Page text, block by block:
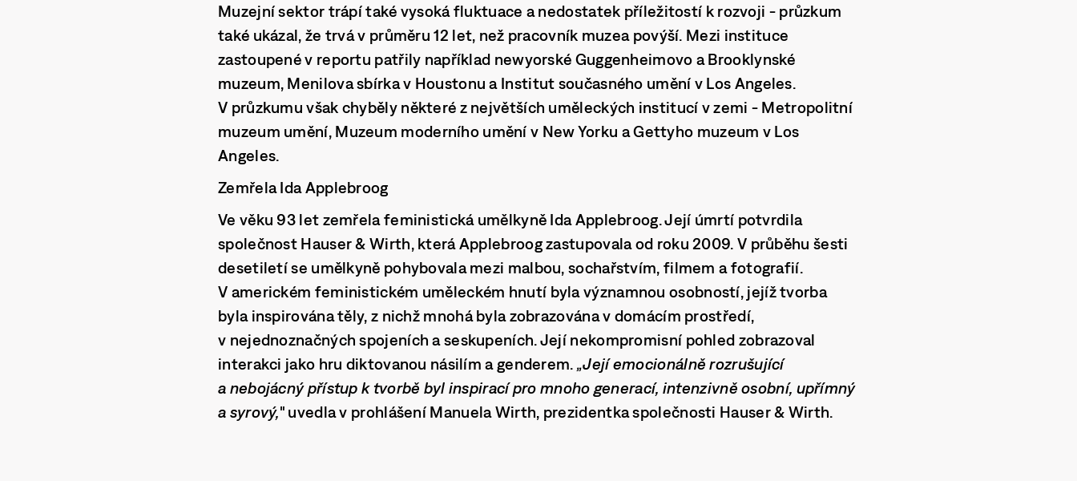
Muzejní sektor trápí také vysoká fluktuace a nedostatek příležitostí k rozvoji - průzkum
také ukázal, že trvá v průměru 12 let, než pracovník muzea povýší. Mezi instituce
zastoupené v reportu patřily například newyorské Guggenheimovo a Brooklynské
muzeum, Menilova sbírka v Houstonu a Institut současného umění v Los Angeles.
V průzkumu však chyběly některé z největších uměleckých institucí v zemi - Metropolitní
muzeum umění, Muzeum moderního umění v New Yorku a Gettyho muzeum v Los
Angeles.
Zemřela Ida Applebroog
Ve věku 93 let zemřela feministická umělkyně Ida Applebroog. Její úmrtí potvrdila
společnost Hauser & Wirth, která Applebroog zastupovala od roku 2009. V průběhu šesti
desetiletí se umělkyně pohybovala mezi malbou, sochařstvím, filmem a fotografií.
V americkém feministickém uměleckém hnutí byla významnou osobností, jejíž tvorba
byla inspirována těly, z nichž mnohá byla zobrazována v domácím prostředí,
v nejednoznačných spojeních a seskupeních. Její nekompromisní pohled zobrazoval
interakci jako hru diktovanou násilím a genderem. „Její emocionálně rozrušující
a nebojácný přístup k tvorbě byl inspirací pro mnoho generací, intenzivně osobní, upřímný
a syrový," uvedla v prohlášení Manuela Wirth, prezidentka společnosti Hauser & Wirth.